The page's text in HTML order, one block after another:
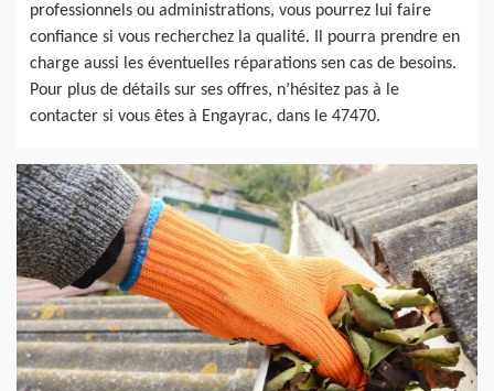
professionnels ou administrations, vous pourrez lui faire
confiance si vous recherchez la qualité. Il pourra prendre en
charge aussi les éventuelles réparations sen cas de besoins.
Pour plus de détails sur ses offres, n’hésitez pas à le
contacter si vous êtes à Engayrac, dans le 47470.